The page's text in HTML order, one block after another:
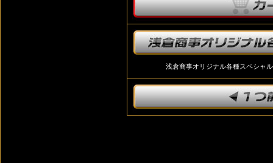
浅倉商事オリジナル各種スペシャ